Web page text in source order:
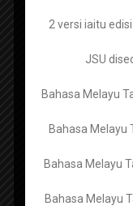
RENDAH
Bahasa Inggeris
2 versi iaitu
JSU
Bahasa Melayu
Bahasa Melayu
Bahasa Melayu
Bahasa Melayu